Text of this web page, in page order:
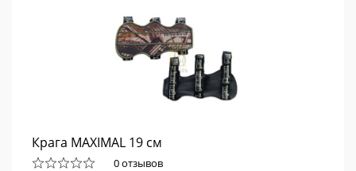
Крага MAXIMAL 19 см
0 отзывов